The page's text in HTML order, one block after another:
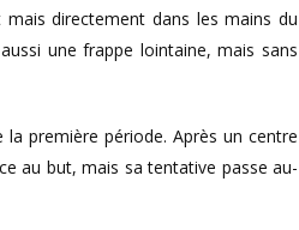
directement dans les mains du
une frappe lointaine, mais sans
première période. Après un centre
au but, mais sa tentative passe au-